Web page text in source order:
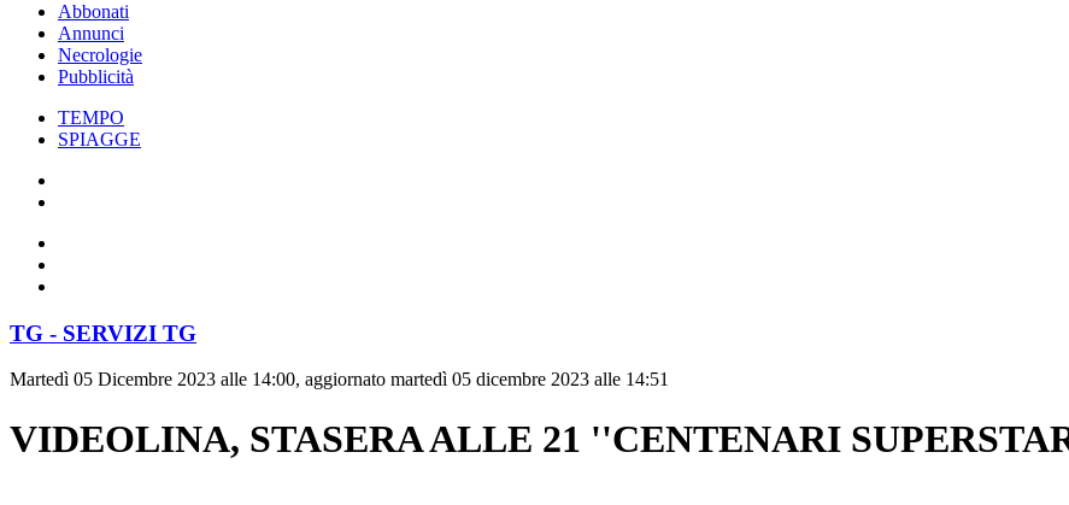
Abbonati
Annunci
Necrologie
Pubblicità
TEMPO
SPIAGGE
TG - SERVIZI TG
Martedì 05 Dicembre 2023 alle 14:00, aggiornato martedì 05 dicembre 2023 alle 14:51
VIDEOLINA, STASERA ALLE 21 ''CENTENARI